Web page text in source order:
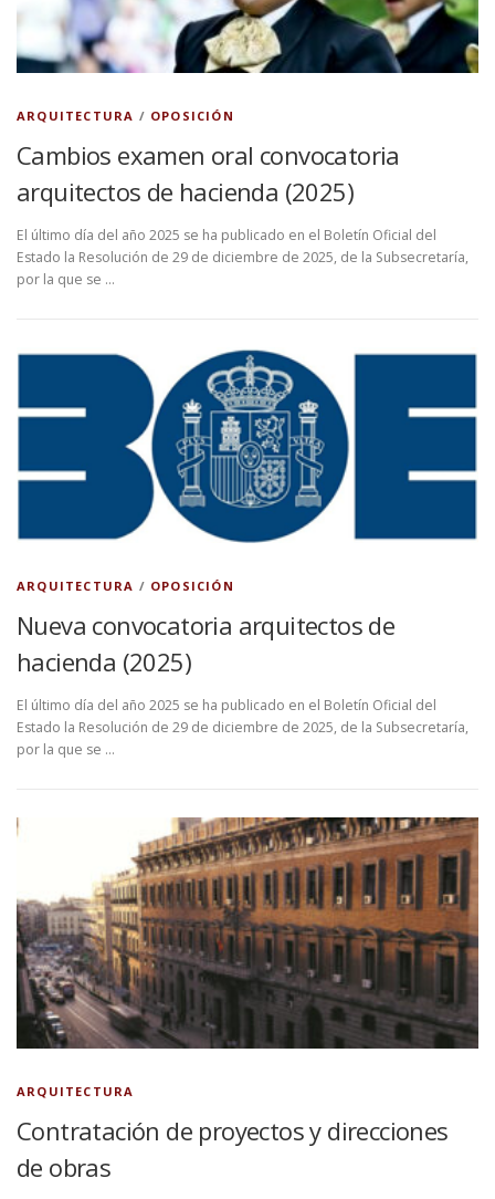
ARQUITECTURA / OPOSICIÓN
Cambios examen oral convocatoria
arquitectos de hacienda (2025)
El último día del año 2025 se ha publicado en el Boletín Oficial del
Estado la Resolución de 29 de diciembre de 2025, de la Subsecretaría,
por la que se …
ARQUITECTURA / OPOSICIÓN
Nueva convocatoria arquitectos de
hacienda (2025)
El último día del año 2025 se ha publicado en el Boletín Oficial del
Estado la Resolución de 29 de diciembre de 2025, de la Subsecretaría,
por la que se …
ARQUITECTURA
Contratación de proyectos y direcciones
de obras